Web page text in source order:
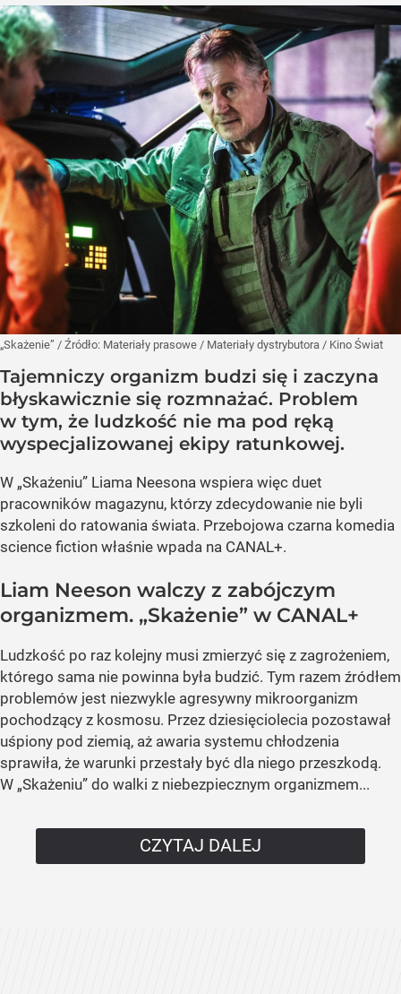
„Skażenie” / Źródło: Materiały prasowe / Materiały dystrybutora / Kino Świat
Tajemniczy organizm budzi się i zaczyna
błyskawicznie się rozmnażać. Problem
w tym, że ludzkość nie ma pod ręką
wyspecjalizowanej ekipy ratunkowej.
W „Skażeniu” Liama Neesona wspiera więc duet
pracowników magazynu, którzy zdecydowanie nie byli
szkoleni do ratowania świata. Przebojowa czarna komedia
science fiction właśnie wpada na CANAL+.
Liam Neeson walczy z zabójczym
organizmem. „Skażenie” w CANAL+
Ludzkość po raz kolejny musi zmierzyć się z zagrożeniem,
którego sama nie powinna była budzić. Tym razem źródłem
problemów jest niezwykle agresywny mikroorganizm
pochodzący z kosmosu. Przez dziesięciolecia pozostawał
uśpiony pod ziemią, aż awaria systemu chłodzenia
sprawiła, że warunki przestały być dla niego przeszkodą.
W „Skażeniu” do walki z niebezpiecznym organizmem...
CZYTAJ DALEJ